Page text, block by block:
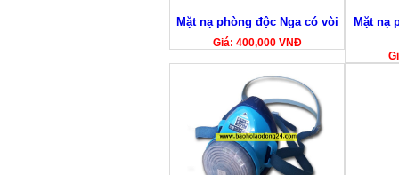
Mặt nạ phòng độc Nga có vòi
Giá: 400,000 VNĐ
Mặt nạ